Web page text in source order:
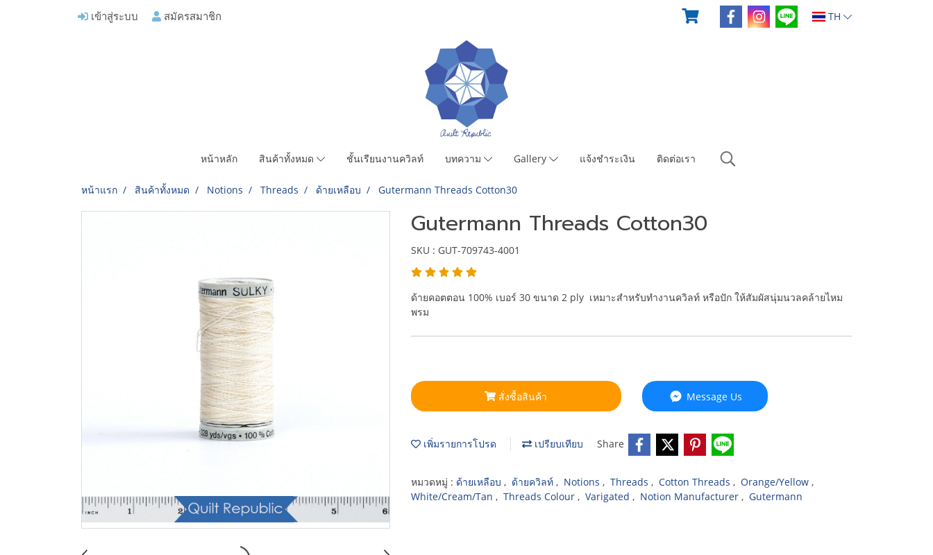
เข้าสู่ระบบ สมัครสมาชิก TH
หน้าหลัก สินค้าทั้งหมด ชั้นเรียนงานควิลท์ บทความ Gallery แจ้งชำระเงิน ติดต่อเรา
หน้าแรก สินค้าทั้งหมด Notions Threads ด้ายเหลือบ Gutermann Threads Cotton30
Gutermann Threads Cotton30
SKU : GUT-709743-4001
ด้ายคอตตอน 100% เบอร์ 30 ขนาด 2 ply เหมาะสำหรับทำงานควิลท์ หรือปัก ให้สัมผัสนุ่มนวลคล้ายไหม
พรม
สั่งซื้อสินค้า Message Us
เพิ่มรายการโปรด เปรียบเทียบ Share
หมวดหมู่ : ด้ายเหลือบ , ด้ายควิลท์ , Notions , Threads , Cotton Threads , Orange/Yellow ,
White/Cream/Tan , Threads Colour , Varigated , Notion Manufacturer , Gutermann